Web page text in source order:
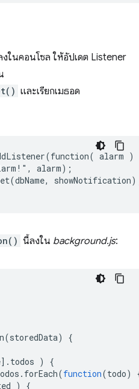
นคอนโซล ให้อัปเดต Listener
และเรียกเมธอด
alarm
alarm);
นี้ลงใน background.js:
(storedData)
{
] . todos )
{
. forEach(function(todo)
) {